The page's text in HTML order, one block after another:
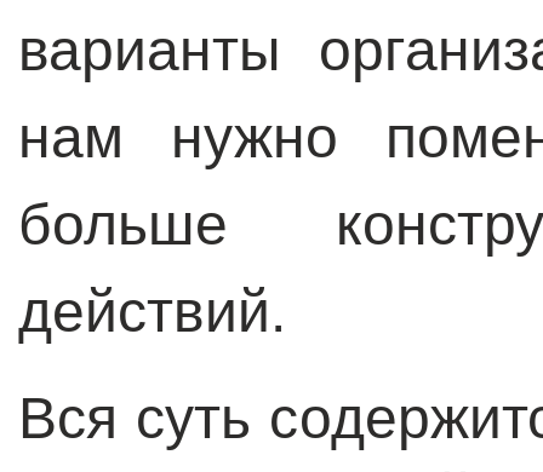
варианты
нам нужно
больше
действий.
Вся суть